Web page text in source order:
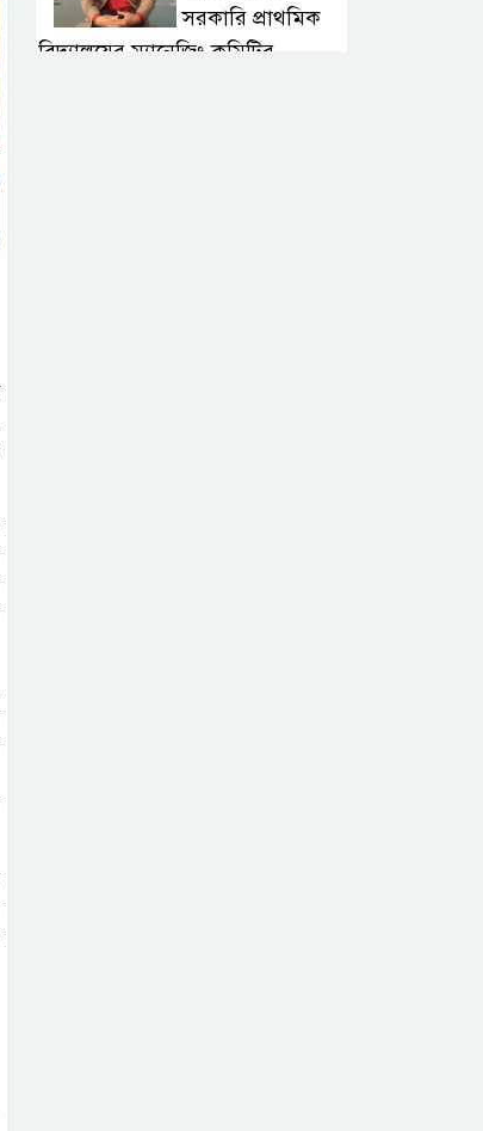
সরকারি প্রাথমিক
বিদ্যালয়ের ম্যানেজিং কমিটির